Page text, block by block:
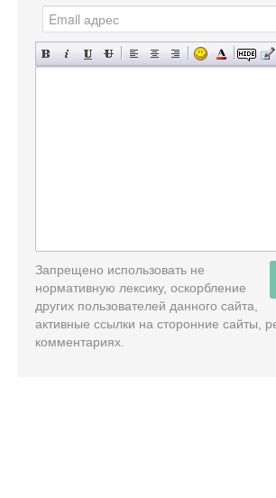
Запрещено использовать не
нормативную лексику, оскорбление
других пользователей данного сайта,
активные ссылки на сторонние сайты,
комментариях.